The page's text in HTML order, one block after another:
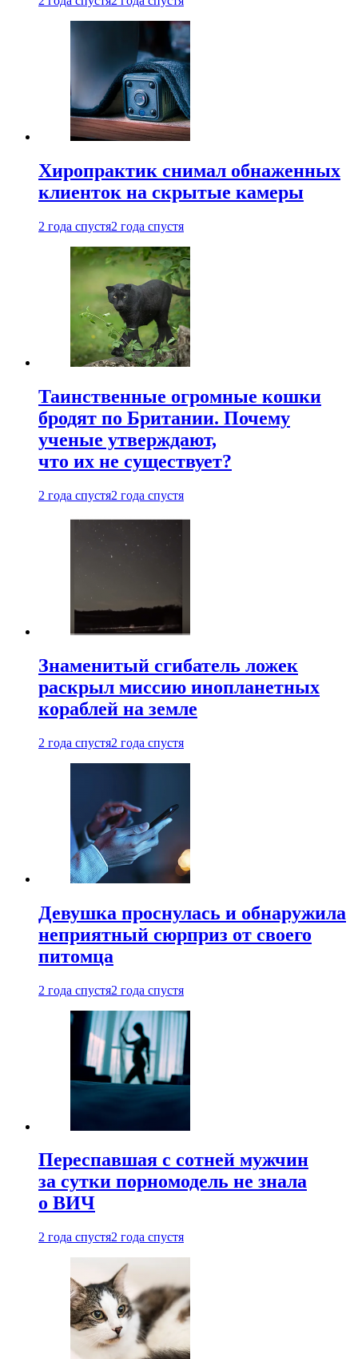
Хиропрактик снимал обнаженных
клиенток на скрытые камеры
2 года спустя2 года спустя
Таинственные огромные кошки
бродят по Британии. Почему
ученые утверждают,
что их не существует?
2 года спустя2 года спустя
Знаменитый сгибатель ложек
раскрыл миссию инопланетных
кораблей на земле
2 года спустя2 года спустя
Девушка проснулась и обнаружила
неприятный сюрприз от своего
питомца
2 года спустя2 года спустя
Переспавшая с сотней мужчин
за сутки порномодель не знала
о ВИЧ
2 года спустя2 года спустя